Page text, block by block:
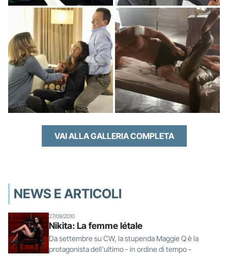
VAI ALLA GALLERIA COMPLETA
NEWS E ARTICOLI
27/09/2010
Nikita: La femme létale
Da settembre su CW, la stupenda Maggie Q è la
protagonista dell'ultimo - in ordine di tempo -